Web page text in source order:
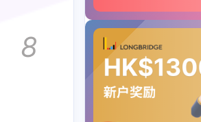
Kraken Neverless1
个人 IBAN
8